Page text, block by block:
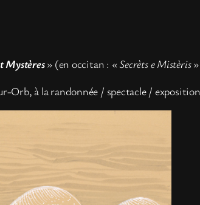
Mystères» (en occitan : « Secrèts e Mistèris
Orb, à la randonnée / spectacle /